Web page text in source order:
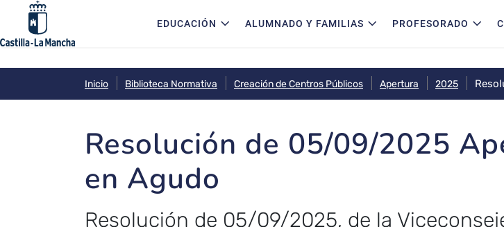
Pasar al contenido principalNavegación principal
EDUCACIÓN ALUMNADO Y FAMILIAS PROFESORADO
Inicio Biblioteca Normativa Creación de Centros Públicos Apertura 2025
Resolución de 05/09/2025
en Agudo
Resolución de 05/09/2025, de la